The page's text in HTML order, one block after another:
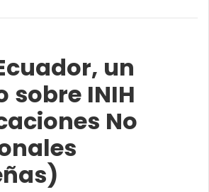
un
sobre INIH
No